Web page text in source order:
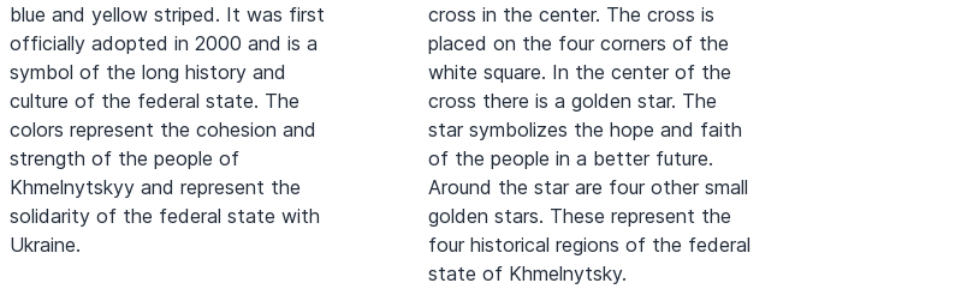
blue and yellow striped. It was first
officially adopted in 2000 and is a
symbol of the long history and
culture of the federal state. The
colors represent the cohesion and
strength of the people of
Khmelnytskyy and represent the
solidarity of the federal state with
Ukraine.
cross in the center. The cross is
placed on the four corners of the
white square. In the center of the
cross there is a golden star. The
star symbolizes the hope and faith
of the people in a better future.
Around the star are four other small
golden stars. These represent the
four historical regions of the federal
state of Khmelnytsky.